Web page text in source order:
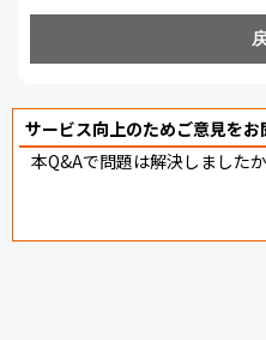
サービス向上のためご意見を
本Q&Aで問題は解決しました